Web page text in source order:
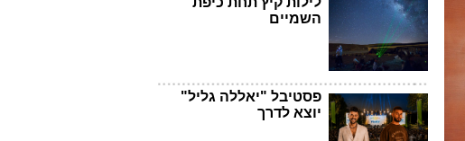
השמיים
פסטיבל "יאללה גליל"
יוצא לדרך